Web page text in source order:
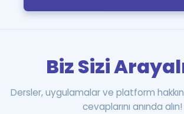
Biz Sizi
Dersler, uygulamalar ve platform
cevaplarını anında alın!